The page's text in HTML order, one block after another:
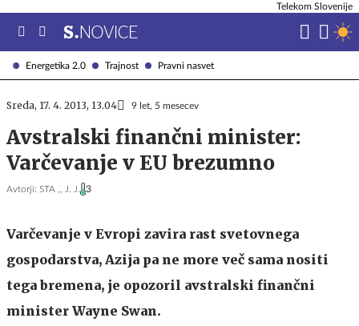
Energetika 2.0 Trajnost Pravni nasvet
Telekom Slovenije
Sreda, 17. 4. 2013, 13.04 9 let, 5 mesecev
Avstralski finančni minister:
Varčevanje v EU brezumno
Avtorji: STA ,, J. J. 3
Varčevanje v Evropi zavira rast svetovnega
gospodarstva, Azija pa ne more več sama nositi
tega bremena, je opozoril avstralski finančni
minister Wayne Swan.